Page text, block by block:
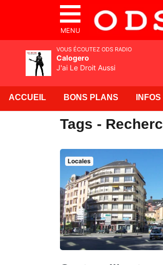
MENU
ACCUEIL BONS PLANS INFOS
Tags -
Locales
VOUS ÉCOUTEZ ODS RADIO
Calogero
J'ai Le Droit Aussi